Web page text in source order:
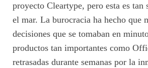
proyecto Cleartype, pero esta es tan
el mar. La burocracia ha hecho que
decisiones que se tomaban en
productos tan importantes como
retrasadas durante semanas por la